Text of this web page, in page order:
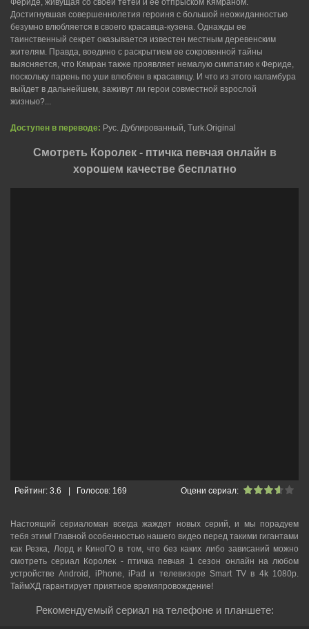
Фериде, живущая со своей тетей и ее отпрыском Кямраном.
Достигнувшая совершеннолетия героиня с большой неожиданностью
безумно влюбляется в своего красавца-кузена. Однажды ее
таинственный секрет оказывается известен местным деревенским
жителям. Правда, воедино с раскрытием ее сокровенной тайны
выясняется, что Кямран также проявляет немалую симпатию к Фериде,
поскольку парень по уши влюблен в красавицу. И что из этого каламбура
выйдет в дальнейшем, заживут ли герои совместной взрослой
жизнью?...
Доступен в переводе: Рус. Дублированный, Turk.Original
Смотреть Королек - птичка певчая онлайн в
хорошем качестве бесплатно
Оцени сериал:
Рейтинг: 3.6 Голосов: 169
Настоящий сериаломан всегда жаждет новых серий, и мы порадуем
тебя этим! Главной особенностью нашего видео перед такими гигантами
как Резка, Лорд и КиноГО в том, что без каких либо зависаний можно
смотреть cериал Королек - птичка певчая 1 сезон онлайн на любом
устройстве Android, iPhone, iPad и телевизоре Smart TV в 4k 1080p.
ТаймХД гарантирует приятное времяпровождение!
Рекомендуемый сериал на телефоне и планшете: